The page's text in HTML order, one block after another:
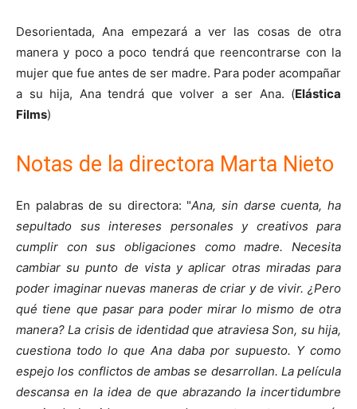
Desorientada, Ana empezará a ver las cosas de otra
manera y poco a poco tendrá que reencontrarse con la
mujer que fue antes de ser madre. Para poder acompañar
a su hija, Ana tendrá que volver a ser Ana. (Elástica
Films)
Notas de la directora Marta Nieto
En palabras de su directora: "Ana, sin darse cuenta, ha
sepultado sus intereses personales y creativos para
cumplir con sus obligaciones como madre. Necesita
cambiar su punto de vista y aplicar otras miradas para
poder imaginar nuevas maneras de criar y de vivir. ¿Pero
qué tiene que pasar para poder mirar lo mismo de otra
manera? La crisis de identidad que atraviesa Son, su hija,
cuestiona todo lo que Ana daba por supuesto. Y como
espejo los conflictos de ambas se desarrollan. La película
descansa en la idea de que abrazando la incertidumbre